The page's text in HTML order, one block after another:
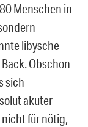
Menschen in
libysche
Obschon
sich
akuter
nicht für nötig,